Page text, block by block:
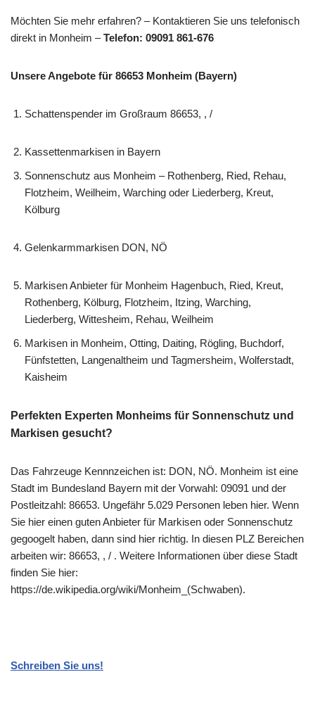
Möchten Sie mehr erfahren? – Kontaktieren Sie uns telefonisch
direkt in Monheim –Telefon: 09091 861-676
Unsere Angebote für 86653 Monheim (Bayern)
Schattenspender im Großraum 86653, , /
Kassettenmarkisen in Bayern
Sonnenschutz aus Monheim – Rothenberg, Ried, Rehau,
Flotzheim, Weilheim, Warching oder Liederberg, Kreut,
Kölburg
Gelenkarmmarkisen DON, NÖ
Markisen Anbieter für Monheim Hagenbuch, Ried, Kreut,
Rothenberg, Kölburg, Flotzheim, Itzing, Warching,
Liederberg, Wittesheim, Rehau, Weilheim
Markisen in Monheim, Otting, Daiting, Rögling, Buchdorf,
Fünfstetten, Langenaltheim und Tagmersheim, Wolferstadt,
Kaisheim
Perfekten Experten Monheims für Sonnenschutz und
Markisen gesucht?
Das Fahrzeuge Kennnzeichen ist: DON, NÖ. Monheim ist eine
Stadt im Bundesland Bayern mit der Vorwahl: 09091 und der
Postleitzahl: 86653. Ungefähr 5.029 Personen leben hier. Wenn
Sie hier einen guten Anbieter für Markisen oder Sonnenschutz
gegoogelt haben, dann sind hier richtig. In diesen PLZ Bereichen
arbeiten wir: 86653, , / . Weitere Informationen über diese Stadt
finden Sie hier:
https://de.wikipedia.org/wiki/Monheim_(Schwaben).
Schreiben Sie uns!